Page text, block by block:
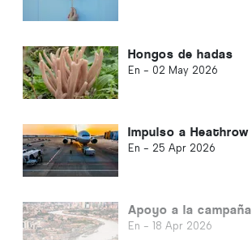
Hongos de hadas
En - 02 May 2026
Impulso a Heathrow
En - 25 Apr 2026
Apoyo a la campaña
En - 18 Apr 2026